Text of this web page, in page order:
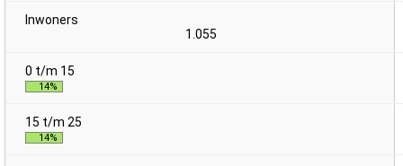
1.055
14%
14%